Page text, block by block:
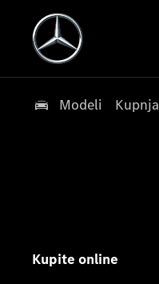
Modeli Kupnja
Kupite online